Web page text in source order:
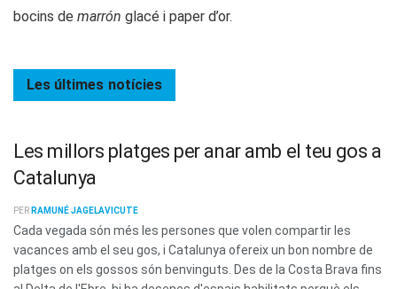
bocins de marrón glacé i paper d’or.
Les últimes notícies
Les millors platges per anar amb el teu gos a
Catalunya
PER RAMUNÉ JAGELAVICUTE
Cada vegada són més les persones que volen compartir les
vacances amb el seu gos, i Catalunya ofereix un bon nombre de
platges on els gossos són benvinguts. Des de la Costa Brava fins